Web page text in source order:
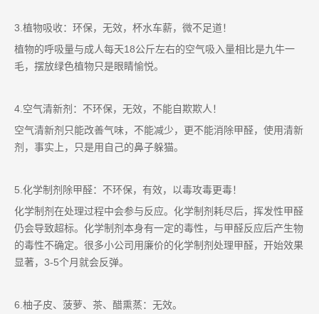
3.植物吸收：环保，无效，杯水车薪，微不足道！
植物的呼吸量与成人每天18公斤左右的空气吸入量相比是九牛一
毛，摆放绿色植物只是眼睛愉悦。
4.空气清新剂：不环保，无效，不能自欺欺人！
空气清新剂只能改善气味，不能减少，更不能消除甲醛，使用清新
剂，事实上，只是用自己的鼻子躲猫。
5.化学制剂除甲醛：不环保，有效，以毒攻毒更毒！
化学制剂在处理过程中会参与反应。化学制剂耗尽后，挥发性甲醛
仍会导致超标。化学制剂本身有一定的毒性，与甲醛反应后产生物
的毒性不确定。很多小公司用廉价的化学制剂处理甲醛，开始效果
显著，3-5个月就会反弹。
6.柚子皮、菠萝、茶、醋熏蒸：无效。